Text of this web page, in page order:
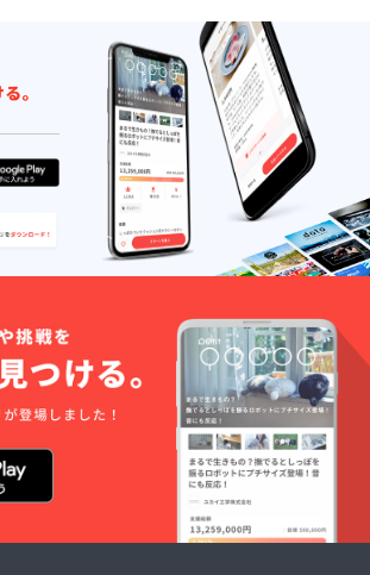
名称と
ともに
ロゴ希
望と備
考欄に
ご記入
くださ
い。 ※
掲載順
は支援
額に関
わら
ず、ロ
ゴ不要
希望ス
ペース
に分
け、あ
いうえ
お順と
なりま
す。(リ
ターン
イメー
ジをご
参照く
載期間
は、次
年度開
催時ま
でとな
りま
す。 ※
ロゴの
掲載・
掲示に
ついて
は、ご
希望さ
れた場
りま
す。ご
希望さ
れる場
合は、
名称と
ともに
ロゴ希
望と備
ご記入
くださ
い。 ※
ため、
ご住所
とご連
絡先の
入力が
必要と
なりま
す。領
収書は
名張市
立病院
から発
行・郵
送いた
す。 ※
大会
ホーム
ページ
への掲
載期間
は、次
年度開
催時ま
りま
す。 ※
ロゴの